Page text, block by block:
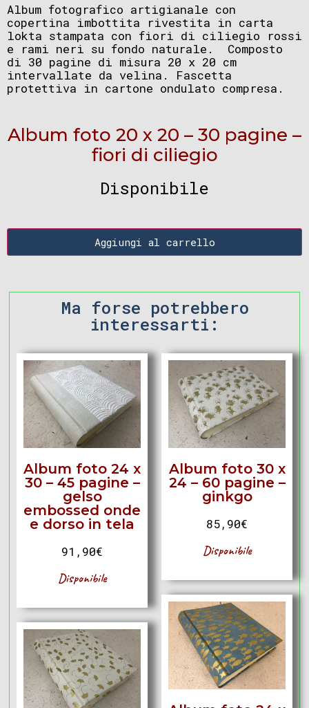
Album fotografico artigianale con
copertina imbottita rivestita in carta
lokta stampata con fiori di ciliegio rossi
e rami neri su fondo naturale. Composto
di 30 pagine di misura 20 x 20 cm
intervallate da velina. Fascetta
protettiva in cartone ondulato compresa.
Album foto 20 x 20 – 30 pagine –
fiori di ciliegio
Disponibile
Aggiungi al carrello
Ma forse potrebbero
interessarti:
Album foto 24 x
30 – 45 pagine –
gelso
embossed onde
e dorso in tela
91,90€
Disponibile
Album foto 30 x
24 – 60 pagine –
ginkgo
85,90€
Disponibile